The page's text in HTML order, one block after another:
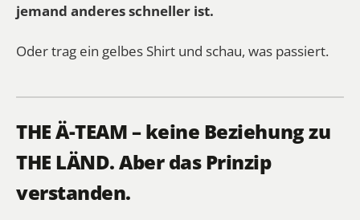
jemand anderes schneller ist.
Oder trag ein gelbes Shirt und schau, was passiert.
THE Ä-TEAM – keine Beziehung zu
THE LÄND. Aber das Prinzip
verstanden.